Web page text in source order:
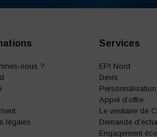
nous ?
légales
Services
EPI Nord
Devis
Appel d’offre
Le vestiaire de
Demande
Engagement